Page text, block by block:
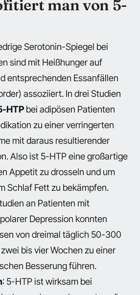
man von 5-
Serotonin-Spiegel bei
sind mit Heißhunger auf
entsprechenden Essanfällen
assoziiert. In drei Studien
HTP bei adipösen Patienten
zu einer verringerten
mit daraus resultierender
Also ist 5-HTP eine großartige
Appetit zu drosseln und um
Schlaf Fett zu bekämpfen.
an Patienten mit
Depression konnten
von dreimal täglich 50-300
bis vier Wochen zu einer
Besserung führen.
: 5-HTP ist wirksam bei